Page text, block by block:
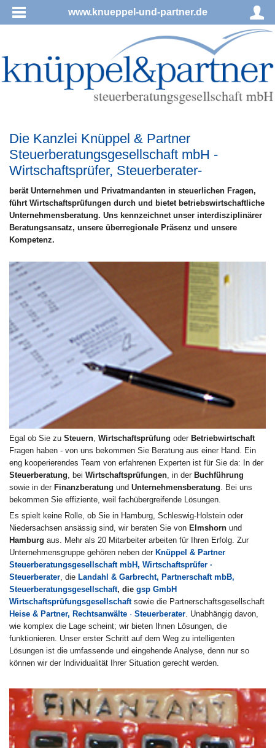
www.knueppel-und-partner.de
Die Kanzlei Knüppel & Partner
Steuerberatungsgesellschaft mbH -
Wirtschaftsprüfer, Steuerberater-
berät Unternehmen und Privatmandanten in steuerlichen Fragen,
führt Wirtschaftsprüfungen durch und bietet betriebswirtschaftliche
Unternehmensberatung. Uns kennzeichnet unser interdisziplinärer
Beratungsansatz, unsere überregionale Präsenz und unsere
Kompetenz.
Egal ob Sie zu Steuern Wirtschaftsprüfung oder Betriebwirtschaft
Fragen haben - von uns bekommen Sie Beratung aus einer Hand. Ein
eng kooperierendes Team von erfahrenen Experten ist für Sie da: In der
Steuerberatung , bei Wirtschaftsprüfungen , in der Buchführung
sowie in der Finanzberatung und Unternehmensberatung . Bei uns
bekommen Sie effiziente, weil fachübergreifende Lösungen.
Es spielt keine Rolle, ob Sie in Hamburg, Schleswig-Holstein oder
Niedersachsen ansässig sind, wir beraten Sie von Elmshorn und
Hamburg aus. Mehr als 20 Mitarbeiter arbeiten für Ihren Erfolg. Zur
Unternehmensgruppe gehören neben der Knüppel & Partner
Steuerberatungsgesellschaft mbH, Wirtschaftsprüfer ·
Steuerberater, die Landahl & Garbrecht, Partnerschaft mbB,
Steuerberatungsgesellschaft, die gsp GmbH
Wirtschaftsprüfungsgesellschaft sowie die Partnerschaftsgesellschaft
Heise & Partner, Rechtsanwälte · Steuerberater. Unabhängig davon,
wie komplex die Lage scheint; wir bieten Ihnen Lösungen, die
funktionieren. Unser erster Schritt auf dem Weg zu intelligenten
Lösungen ist die umfassende und eingehende Analyse, denn nur so
können wir der Individualität Ihrer Situation gerecht werden.